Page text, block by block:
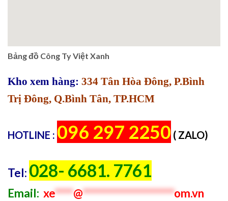
Bảng đồ Công Ty Việt Xanh
Kho xem hàng: 334 Tân Hòa Đông, P.Bình
Trị Đông, Q.Bình Tân, TP.HCM
HOTLINE : 096 297 2250 ( ZALO)
Tel: 028- 6681. 7761
Email: xe****@********************om.vn